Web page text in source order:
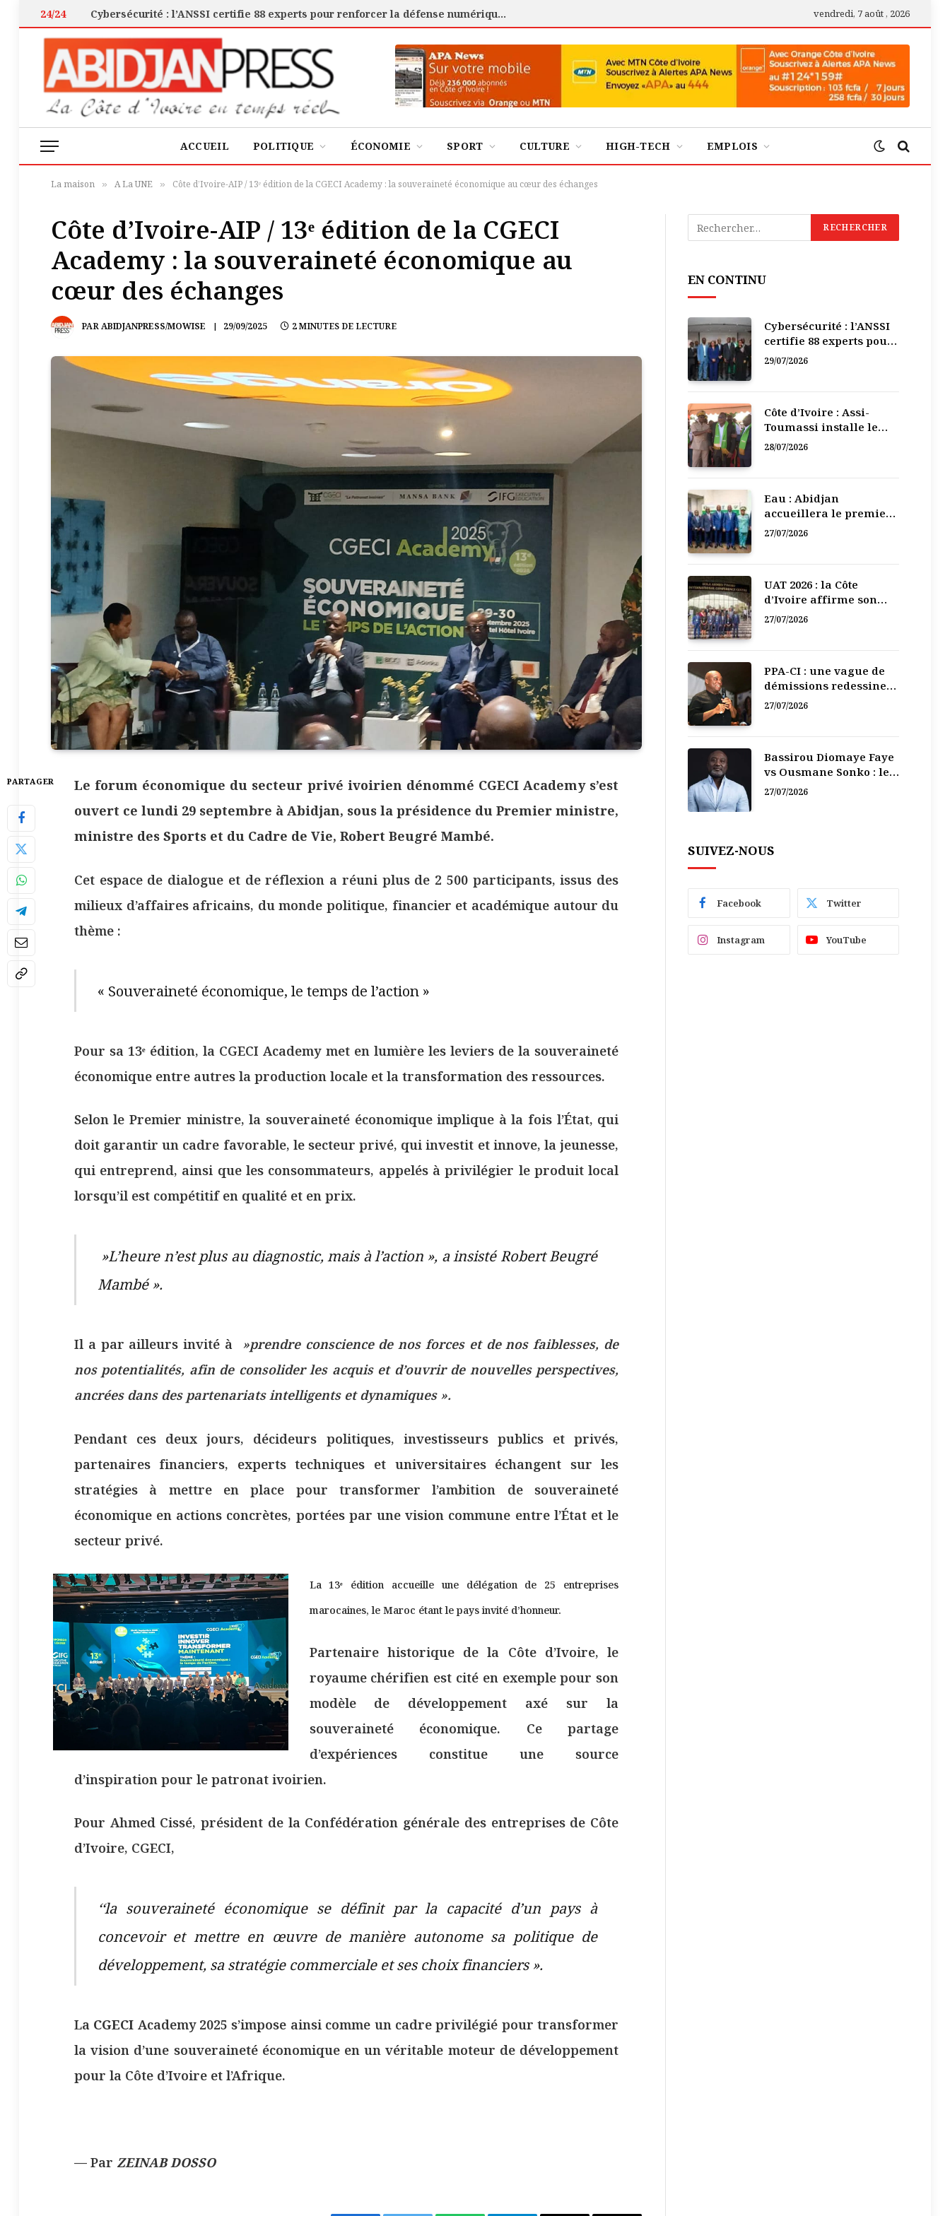
24/24 Cybersécurité : l’ANSSI certifie 88 experts pour renforcer la défense numérique de la Côte d’Ivoire vendredi, 7 août , 2026
ACCUEIL POLITIQUE ÉCONOMIE SPORT CULTURE HIGH-TECH EMPLOIS
La maison » A La UNE » Côte d’Ivoire-AIP / 13ᵉ édition de la CGECI Academy : la souveraineté économique au cœur des échanges
Côte d’Ivoire-AIP / 13ᵉ édition de la CGECI
Academy : la souveraineté économique au
cœur des échanges
PARABIDJANPRESS/MOWISE 29/09/2025 2 MINUTES DE LECTURE
PARTAGER
Le forum économique du secteur privé ivoirien dénommé CGECI Academy s’est
ouvert ce lundi 29 septembre à Abidjan, sous la présidence du Premier ministre,
ministre des Sports et du Cadre de Vie, Robert Beugré Mambé.
Cet espace de dialogue et de réflexion a réuni plus de 2 500 participants, issus des
milieux d’affaires africains, du monde politique, financier et académique autour du
thème :
« Souveraineté économique, le temps de l’action »
Pour sa 13ᵉ édition, la CGECI Academy met en lumière les leviers de la souveraineté
économique entre autres la production locale et la transformation des ressources.
Selon le Premier ministre, la souveraineté économique implique à la fois l’État, qui
doit garantir un cadre favorable, le secteur privé, qui investit et innove, la jeunesse,
qui entreprend, ainsi que les consommateurs, appelés à privilégier le produit local
lorsqu’il est compétitif en qualité et en prix.
»L’heure n’est plus au diagnostic, mais à l’action », a insisté Robert Beugré
Mambé ».
Il a par ailleurs invité à
»prendre conscience de nos forces et de nos faiblesses, de
nos potentialités, afin de consolider les acquis et d’ouvrir de nouvelles perspectives,
ancrées dans des partenariats intelligents et dynamiques ».
Pendant ces deux jours, décideurs politiques, investisseurs publics et privés,
partenaires financiers, experts techniques et universitaires échangent sur les
stratégies à mettre en place pour transformer l’ambition de souveraineté
économique en actions concrètes, portées par une vision commune entre l’État et le
secteur privé.
La 13ᵉ édition accueille une délégation de 25 entreprises
marocaines, le Maroc étant le pays invité d’honneur.
Partenaire historique de la Côte d’Ivoire, le
royaume chérifien est cité en exemple pour son
modèle de développement axé sur la
souveraineté économique. Ce partage
d’expériences constitue une source
d’inspiration pour le patronat ivoirien.
Pour Ahmed Cissé, président de la Confédération générale des entreprises de Côte
d’Ivoire, CGECI,
‘‘la souveraineté économique se définit par la capacité d’un pays à
concevoir et mettre en œuvre de manière autonome sa politique de
développement, sa stratégie commerciale et ses choix financiers ».
La CGECI Academy 2025 s’impose ainsi comme un cadre privilégié pour transformer
la vision d’une souveraineté économique en un véritable moteur de développement
pour la Côte d’Ivoire et l’Afrique.
— Par ZEINAB DOSSO
EN CONTINU
Cybersécurité : l’ANSSI
certifie 88 experts pour
renforcer la défense
29/07/2026
Côte d’Ivoire : Assi-
Toumassi installe le
bureau exécutif de sa
28/07/2026
Eau : Abidjan
accueillera le premier
Forum régional de
27/07/2026
UAT 2026 : la Côte
d’Ivoire affirme son
leadership numérique
27/07/2026
PPA-CI : une vague de
démissions redessine
la recomposition
27/07/2026
Bassirou Diomaye Faye
vs Ousmane Sonko : le
vacarme du pouvoir ne
27/07/2026
SUIVEZ-NOUS
Facebook Twitter
Instagram YouTube